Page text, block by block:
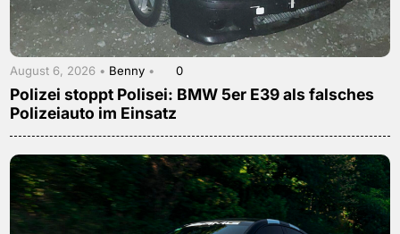
August 6, 2026 • Benny • 0
Polizei stoppt Polisei: BMW 5er E39 als falsches
Polizeiauto im Einsatz